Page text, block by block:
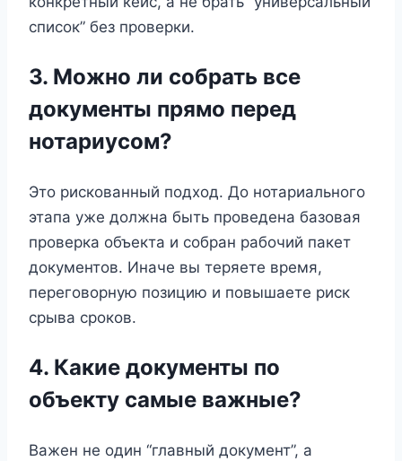
список” без проверки.
3. Можно ли собрать все
документы прямо перед
нотариусом?
Это рискованный подход. До нотариального
этапа уже должна быть проведена базовая
проверка объекта и собран рабочий пакет
документов. Иначе вы теряете время,
переговорную позицию и повышаете риск
срыва сроков.
4. Какие документы по
объекту самые важные?
Важен не один “главный документ”, а